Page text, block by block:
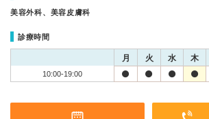
美容外科、美容皮膚科
診療時間
月 火 水 木
10:00-19:00